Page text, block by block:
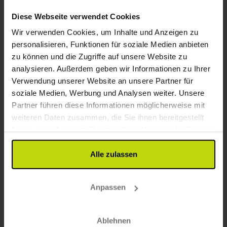
Diese Webseite verwendet Cookies
Wir verwenden Cookies, um Inhalte und Anzeigen zu
personalisieren, Funktionen für soziale Medien anbieten
zu können und die Zugriffe auf unsere Website zu
analysieren. Außerdem geben wir Informationen zu Ihrer
Verwendung unserer Website an unsere Partner für
soziale Medien, Werbung und Analysen weiter. Unsere
Partner führen diese Informationen möglicherweise mit
weiteren Daten zusammen, die Sie ihnen bereitgestellt
gesammelt haben.
Alle zulassen
Anpassen
Ablehnen
Berlin & Wellness in einem Aufenthalt
Centrovital Hotel
4.4/ 5 Sehr gut 23 Bewertungen
Berlin
Kaffee-/Teestation auf dem Zimmer
Alles sehen, was enthalten ist
Sep